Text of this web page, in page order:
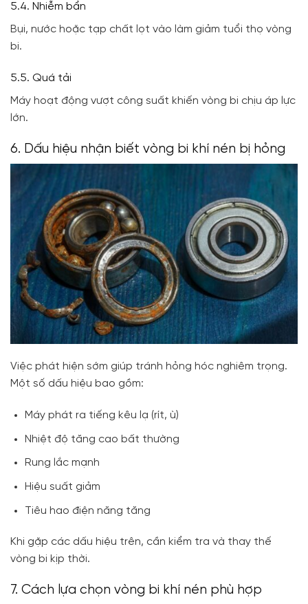
5.4. Nhiễm bẩn
Bụi, nước hoặc tạp chất lọt vào làm giảm tuổi thọ vòng
bi.
5.5. Quá tải
Máy hoạt động vượt công suất khiến vòng bi chịu áp lực
lớn.
6. Dấu hiệu nhận biết vòng bi khí nén bị hỏng
Việc phát hiện sớm giúp tránh hỏng hóc nghiêm trọng.
Một số dấu hiệu bao gồm:
Máy phát ra tiếng kêu lạ (rít, ù)
Nhiệt độ tăng cao bất thường
Rung lắc mạnh
Hiệu suất giảm
Tiêu hao điện năng tăng
Khi gặp các dấu hiệu trên, cần kiểm tra và thay thế
vòng bi kịp thời.
7. Cách lựa chọn vòng bi khí nén phù hợp